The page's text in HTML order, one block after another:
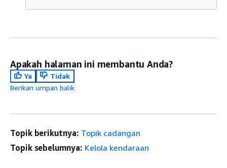
Apakah halaman ini membantu Anda?
Ya
Tidak
Berikan umpan balik
Topik berikutnya: Topik cadangan
Topik sebelumnya: Kelola kendaraan